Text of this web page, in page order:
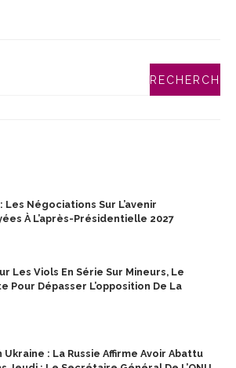
Négociations Sur L’avenir
À L’après-Présidentielle 2027
Les Viols En Série Sur Mineurs, Le
Pour Dépasser L’opposition De La
Ukraine : La Russie Affirme Avoir Abattu